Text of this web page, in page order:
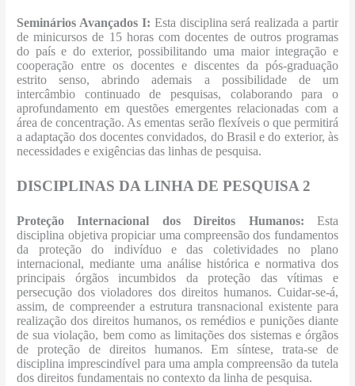
Seminários Avançados I: Esta disciplina será realizada a partir
de minicursos de 15 horas com docentes de outros programas
do país e do exterior, possibilitando uma maior integração e
cooperação entre os docentes e discentes da pós-graduação
estrito senso, abrindo ademais a possibilidade de um
intercâmbio continuado de pesquisas, colaborando para o
aprofundamento em questões emergentes relacionadas com a
área de concentração. As ementas serão flexíveis o que permitirá
a adaptação dos docentes convidados, do Brasil e do exterior, às
necessidades e exigências das linhas de pesquisa.
DISCIPLINAS DA LINHA DE PESQUISA 2
Proteção Internacional dos Direitos Humanos: Esta
disciplina objetiva propiciar uma compreensão dos fundamentos
da proteção do indivíduo e das coletividades no plano
internacional, mediante uma análise histórica e normativa dos
principais órgãos incumbidos da proteção das vítimas e
persecução dos violadores dos direitos humanos. Cuidar-se-á,
assim, de compreender a estrutura transnacional existente para
realização dos direitos humanos, os remédios e punições diante
de sua violação, bem como as limitações dos sistemas e órgãos
de proteção de direitos humanos. Em síntese, trata-se de
disciplina imprescindível para uma ampla compreensão da tutela
dos direitos fundamentais no contexto da linha de pesquisa.